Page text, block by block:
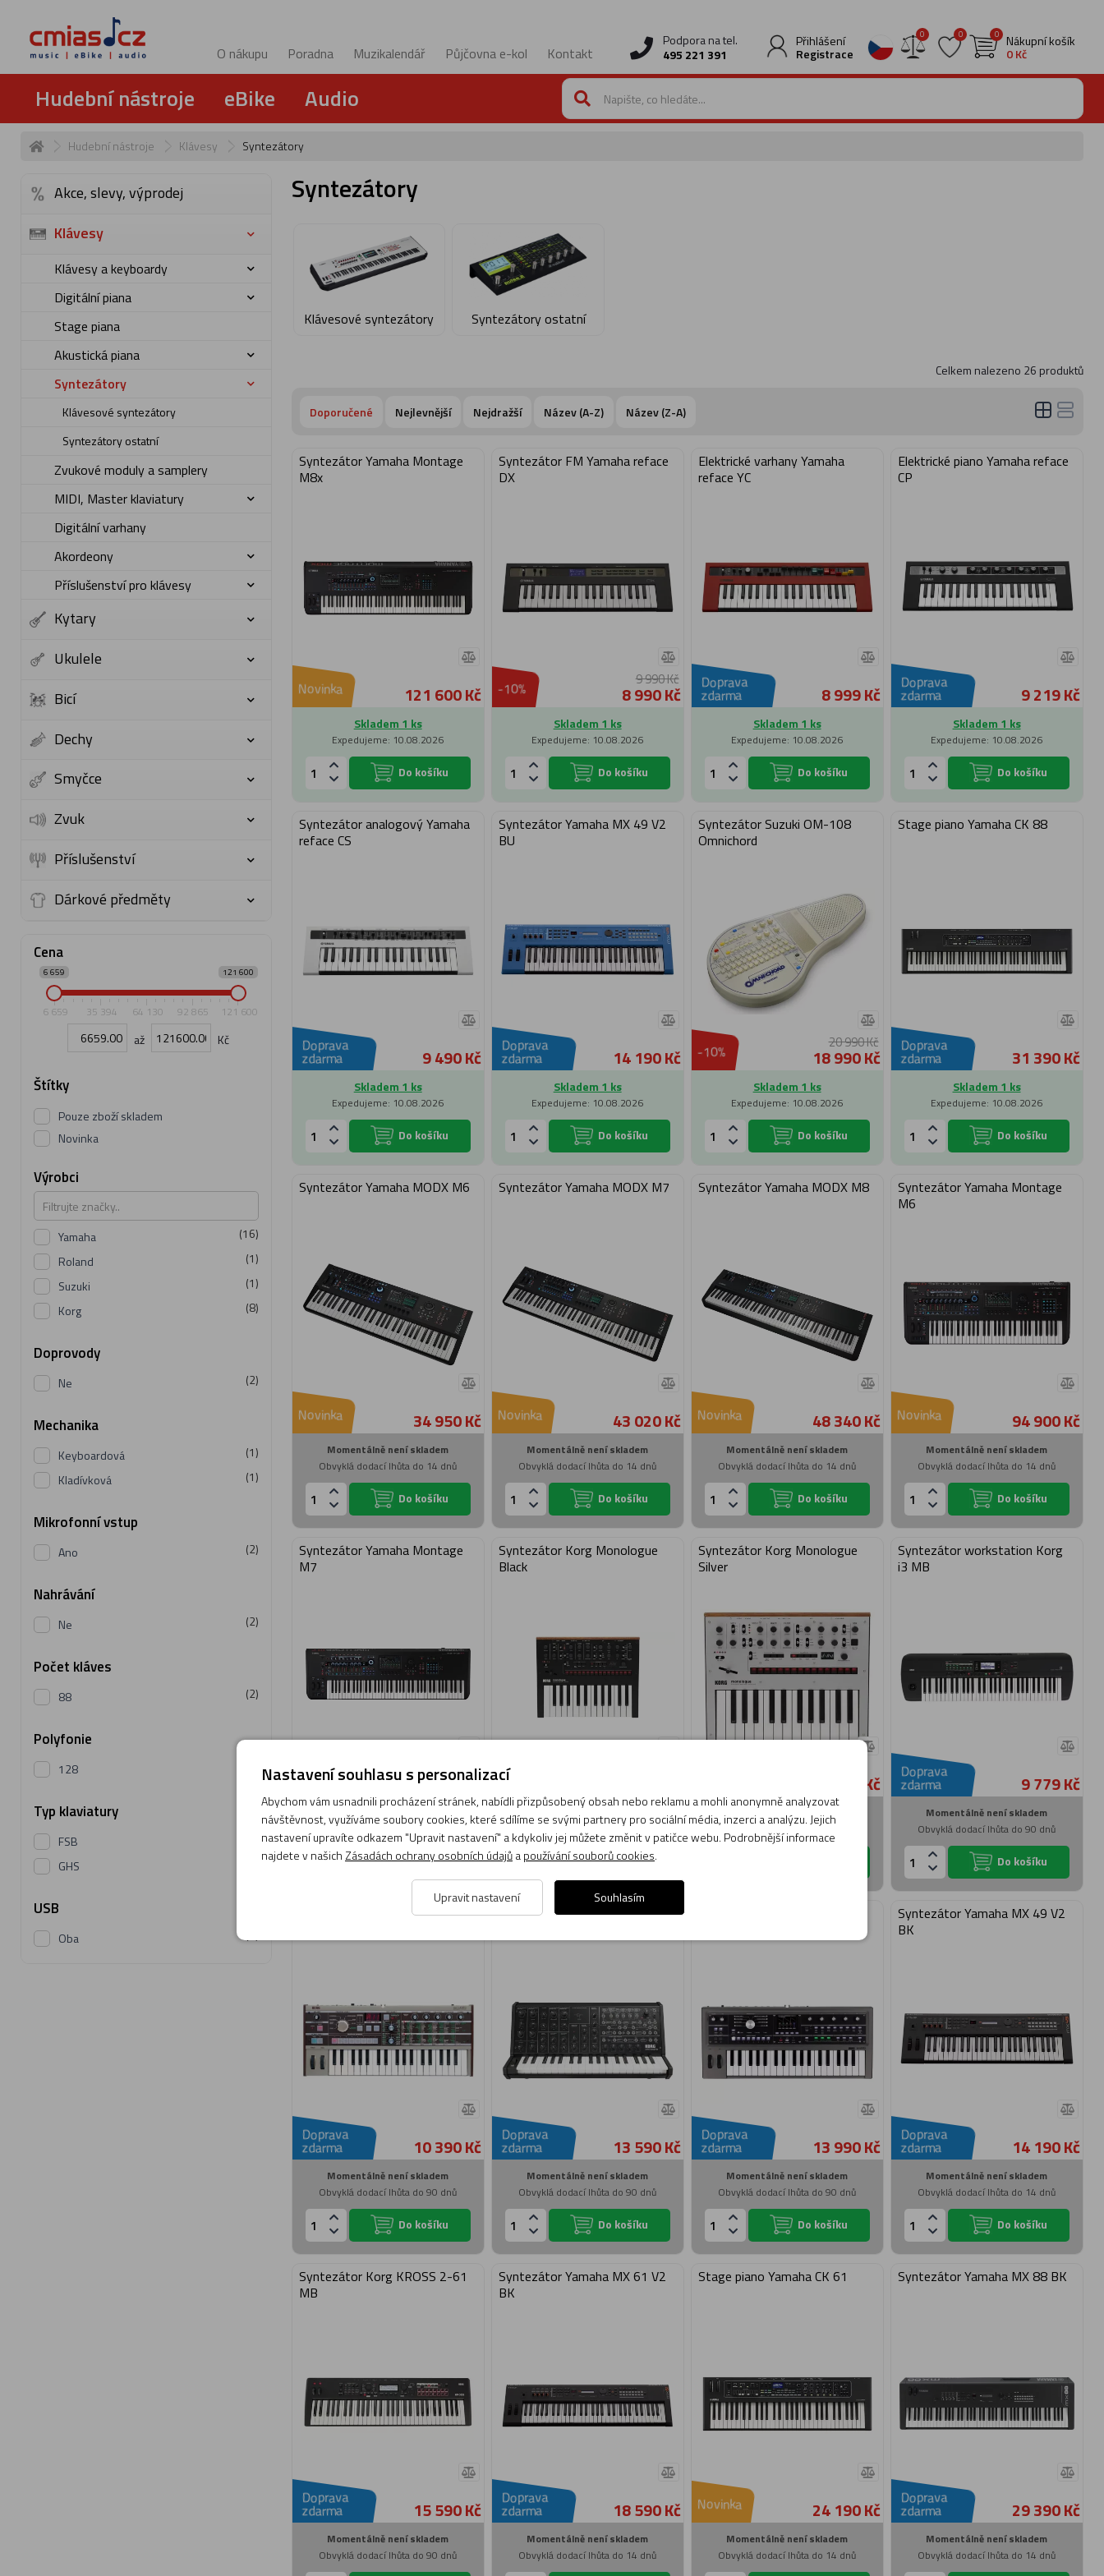
O nákupu Poradna Muzikalendář Půjčovna e-kol Kontakt
Podpora na tel.
495 221 391
Přihlášení
Registrace
0 0 Nákupní košík
0 Kč
0
Hudební nástroje eBike Audio
Hudební nástroje Klávesy Syntezátory
Akce, slevy, výprodej
Klávesy
Klávesy a keyboardy
Digitální piana
Stage piana
Akustická piana
Syntezátory
Klávesové syntezátory
Syntezátory ostatní
Zvukové moduly a samplery
MIDI, Master klaviatury
Digitální varhany
Akordeony
Příslušenství pro klávesy
Kytary
Ukulele
Bicí
Dechy
Smyčce
Zvuk
Příslušenství
Dárkové předměty
Cena
6 659 121 600
6 659 35 394 64 130 92 865 121 600
až Kč
Štítky
Pouze zboží skladem
Novinka
Výrobci
Yamaha
(16)
Roland
(1)
Suzuki
(1)
Korg
(8)
Doprovody
Ne (2)
Mechanika
Keyboardová
(1)
Kladívková
(1)
Mikrofonní vstup
Ano (2)
Nahrávání
Ne (2)
Počet kláves
88 (2)
Polyfonie
128
Typ klaviatury
FSB
GHS
USB
Oba
Syntezátory
Klávesové syntezátory Syntezátory ostatní
Celkem nalezeno 26 produktů
Doporučené Nejlevnější Nejdražší Název (A-Z) Název (Z-A)
Syntezátor Yamaha Montage
M8x
Novinka 121 600 Kč
Skladem 1 ks
Expedujeme: 10.08.2026
Do košíku
Syntezátor FM Yamaha reface
DX
-10% 9 990 Kč
8 990 Kč
Skladem 1 ks
Expedujeme: 10.08.2026
Do košíku
Elektrické varhany Yamaha
reface YC
Doprava
zdarma 8 999 Kč
Skladem 1 ks
Expedujeme: 10.08.2026
Do košíku
Elektrické piano Yamaha reface
CP
Doprava
zdarma 9 219 Kč
Skladem 1 ks
Expedujeme: 10.08.2026
Do košíku
Syntezátor analogový Yamaha
reface CS
Doprava
zdarma 9 490 Kč
Skladem 1 ks
Expedujeme: 10.08.2026
Do košíku
Syntezátor Yamaha MX 49 V2
BU
Doprava
zdarma 14 190 Kč
Skladem 1 ks
Expedujeme: 10.08.2026
Do košíku
Syntezátor Suzuki OM-108
Omnichord
-10% 20 990 Kč
18 990 Kč
Skladem 1 ks
Expedujeme: 10.08.2026
Do košíku
Stage piano Yamaha CK 88
Doprava
zdarma 31 390 Kč
Skladem 1 ks
Expedujeme: 10.08.2026
Do košíku
Syntezátor Yamaha MODX M6
Novinka 34 950 Kč
Momentálně není skladem
Obvyklá dodací lhůta do 14 dnů
Do košíku
Syntezátor Yamaha MODX M7
Novinka 43 020 Kč
Momentálně není skladem
Obvyklá dodací lhůta do 14 dnů
Do košíku
Syntezátor Yamaha MODX M8
Novinka 48 340 Kč
Momentálně není skladem
Obvyklá dodací lhůta do 14 dnů
Do košíku
Syntezátor Yamaha Montage
M6
Novinka 94 900 Kč
Momentálně není skladem
Obvyklá dodací lhůta do 14 dnů
Do košíku
Syntezátor Yamaha Montage
M7
Novinka 108 270 Kč
Momentálně není skladem
Obvyklá dodací lhůta do 14 dnů
Do košíku
Syntezátor Korg Monologue
Black
Doprava
zdarma
Momentálně není skladem
Obvyklá dodací lhůta do 90 dnů
Do košíku
Syntezátor Korg Monologue
Silver
6 659 Kč
Momentálně není skladem
Obvyklá dodací lhůta do 90 dnů
Syntezátor workstation Korg
i3 MB
Doprava
zdarma 9 779 Kč
Momentálně není skladem
Obvyklá dodací lhůta do 90 dnů
Do košíku
Syntezátor Korg microKORG
Doprava
zdarma 10 390 Kč
Momentálně není skladem
Obvyklá dodací lhůta do 90 dnů
Do košíku
Syntezátor Korg MS-20 mini
Doprava
zdarma 13 590 Kč
Momentálně není skladem
Obvyklá dodací lhůta do 90 dnů
Do košíku
Doprava
zdarma 13 990 Kč
Momentálně není skladem
Obvyklá dodací lhůta do 90 dnů
Do košíku
Syntezátor Yamaha MX 49 V2
BK
Doprava
zdarma 14 190 Kč
Momentálně není skladem
Obvyklá dodací lhůta do 14 dnů
Do košíku
Syntezátor Korg KROSS 2-61
MB
Doprava
zdarma 15 590 Kč
Momentálně není skladem
Obvyklá dodací lhůta do 90 dnů
Syntezátor Yamaha MX 61 V2
BK
Doprava
zdarma 18 590 Kč
Momentálně není skladem
Obvyklá dodací lhůta do 14 dnů
Stage piano Yamaha CK 61
Novinka 24 190 Kč
Momentálně není skladem
Obvyklá dodací lhůta do 14 dnů
Syntezátor Yamaha MX 88 BK
Doprava
zdarma 29 390 Kč
Momentálně není skladem
Obvyklá dodací lhůta do 14 dnů
Nastavení souhlasu s personalizací
Abychom vám usnadnili procházení stránek, nabídli přizpůsobený obsah nebo reklamu a mohli anonymně analyzovat
návštěvnost, využíváme soubory cookies, které sdílíme se svými partnery pro sociální média, inzerci a analýzu. Jejich
nastavení upravíte odkazem "Upravit nastavení" a kdykoliv jej můžete změnit v patičce webu. Podrobnější informace
najdete v našich Zásadách ochrany osobních údajůapoužívání souborů cookies.
Upravit nastavení Souhlasím